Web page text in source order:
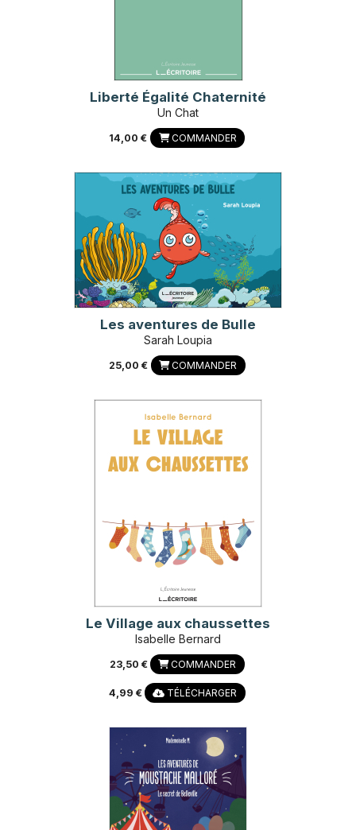
Liberté Égalité Chaternité
Un Chat
14,00 € COMMANDER
Les aventures de Bulle
Sarah Loupia
25,00 € COMMANDER
Le Village aux chaussettes
Isabelle Bernard
23,50 € COMMANDER
4,99 € TÉLÉCHARGER